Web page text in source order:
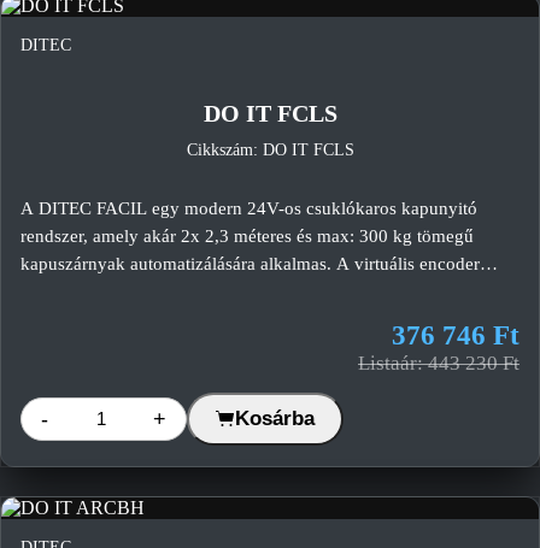
-15%
DITEC
DO IT FCLS
Cikkszám: DO IT FCLS
A DITEC FACIL egy modern 24V-os csuklókaros kapunyitó
rendszer, amely akár 2x 2,3 méteres és max: 300 kg tömegű
kapuszárnyak automatizálására alkalmas. A virtuális encoder
376 746 Ft
Listaár: 443 230 Ft
- + Kosárba